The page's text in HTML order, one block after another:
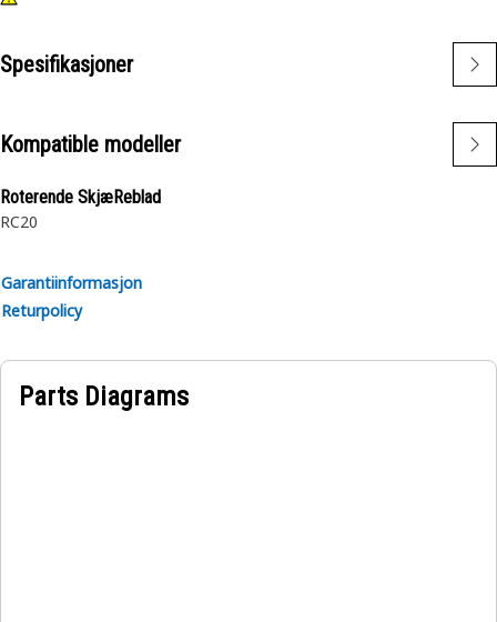
Spesifikasjoner
Kompatible modeller
Roterende SkjæReblad
RC20
Garantiinformasjon
Returpolicy
Parts Diagrams